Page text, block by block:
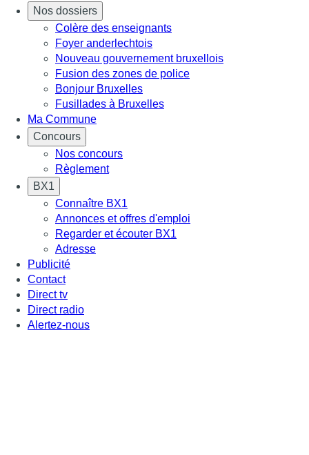
Nos dossiers
Colère des enseignants
Foyer anderlechtois
Nouveau gouvernement bruxellois
Fusion des zones de police
Bonjour Bruxelles
Fusillades à Bruxelles
Ma Commune
Concours
Nos concours
Règlement
BX1
Connaître BX1
Annonces et offres d'emploi
Regarder et écouter BX1
Adresse
Publicité
Contact
Direct tv
Direct radio
Alertez-nous